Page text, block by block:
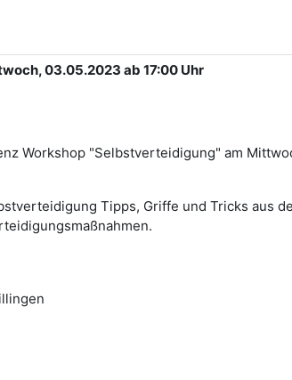
03.05.2023 ab 17:00 Uhr
Workshop "Selbstverteidigung" am
Tipps, Griffe und Tricks aus